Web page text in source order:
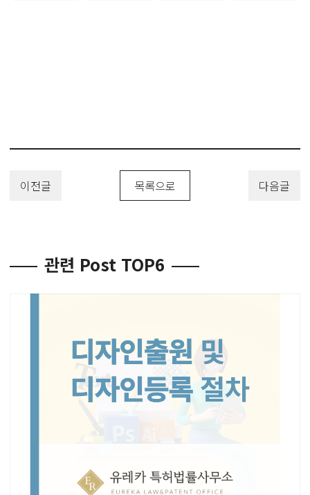
이전글 목록으로 다음글
관련 Post TOP6